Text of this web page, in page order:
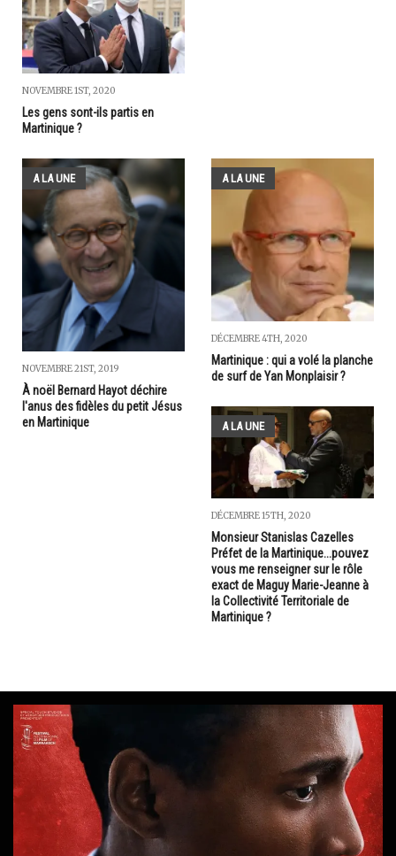
NOVEMBRE 1ST, 2020
Les gens sont-ils partis en
Martinique ?
A LA UNE
NOVEMBRE 21ST, 2019
À noël Bernard Hayot déchire
l'anus des fidèles du petit Jésus
en Martinique
A LA UNE
DÉCEMBRE 4TH, 2020
Martinique : qui a volé la planche
de surf de Yan Monplaisir ?
A LA UNE
DÉCEMBRE 15TH, 2020
Monsieur Stanislas Cazelles
Préfet de la Martinique...pouvez
vous me renseigner sur le rôle
exact de Maguy Marie-Jeanne à
la Collectivité Territoriale de
Martinique ?